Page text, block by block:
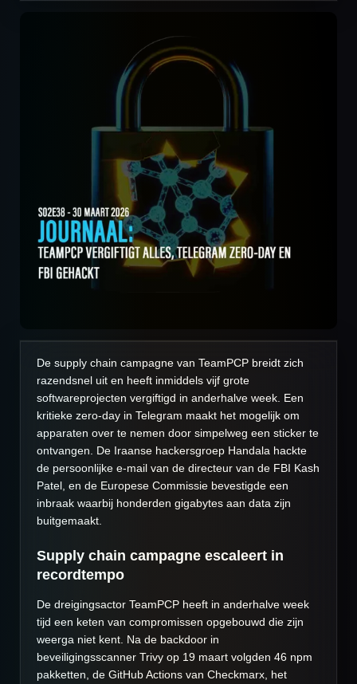
De supply chain campagne van TeamPCP breidt zich
razendsnel uit en heeft inmiddels vijf grote
softwareprojecten vergiftigd in anderhalve week. Een
kritieke zero-day in Telegram maakt het mogelijk om
apparaten over te nemen door simpelweg een sticker te
ontvangen. De Iraanse hackersgroep Handala hackte
de persoonlijke e-mail van de directeur van de FBI Kash
Patel, en de Europese Commissie bevestigde een
inbraak waarbij honderden gigabytes aan data zijn
buitgemaakt.
Supply chain campagne escaleert in
recordtempo
De dreigingsactor TeamPCP heeft in anderhalve week
tijd een keten van compromissen opgebouwd die zijn
weerga niet kent. Na de backdoor in
beveiligingsscanner Trivy op 19 maart volgden 46 npm
pakketten, de GitHub Actions van Checkmarx, het